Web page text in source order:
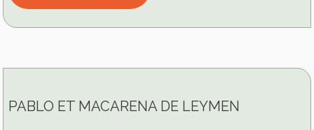
PABLO ET MACARENA DE LEYMEN